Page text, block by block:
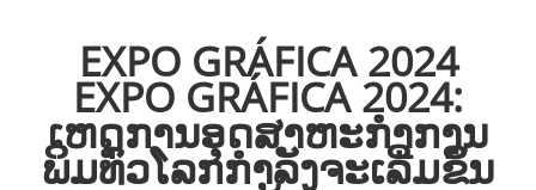
EXPO GRÁFICA 2024
EXPO GRÁFICA 2024:
ເຫດການອຸດສາຫະກຳການ
ພິມທົ່ວໂລກກຳລັງຈະເລີ່ມຂຶ້ນ